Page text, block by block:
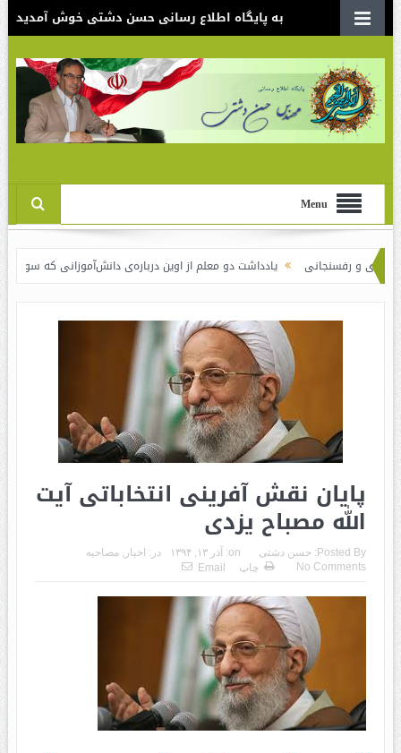
به پایگاه اطلاع رسانی حسن دشتی خوش آمدید
Menu
یادداشت دو معلم از اوین درباره‌ی دانش‌آموزانی که سوختند نقدی بر
پایان نقش آفرینی انتخاباتی آیت
الله مصباح یزدی
Posted By: حسن دشتی on: آذر ۱۳, ۱۳۹۴ در: اخبار , مصاحبه
No Comments
چاپ Email